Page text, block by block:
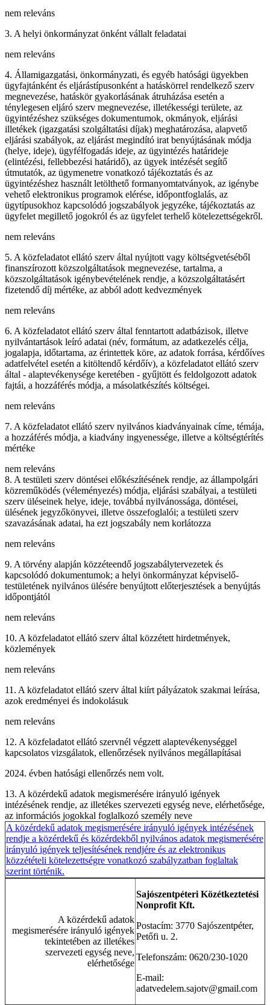
nem releváns
3. A helyi önkormányzat önként vállalt feladatai
nem releváns
4. Államigazgatási, önkormányzati, és egyéb hatósági ügyekben
ügyfajtánként és eljárástípusonként a hatáskörrel rendelkező szerv
megnevezése, hatáskör gyakorlásának átruházása esetén a
ténylegesen eljáró szerv megnevezése, illetékességi területe, az
ügyintézéshez szükséges dokumentumok, okmányok, eljárási
illetékek (igazgatási szolgáltatási díjak) meghatározása, alapvető
eljárási szabályok, az eljárást megindító irat benyújtásának módja
(helye, ideje), ügyfélfogadás ideje, az ügyintézés határideje
(elintézési, fellebbezési határidő), az ügyek intézését segítő
útmutatók, az ügymenetre vonatkozó tájékoztatás és az
ügyintézéshez használt letölthető formanyomtatványok, az igénybe
vehető elektronikus programok elérése, időpontfoglalás, az
ügytípusokhoz kapcsolódó jogszabályok jegyzéke, tájékoztatás az
ügyfelet megillető jogokról és az ügyfelet terhelő kötelezettségekről.
nem releváns
5. A közfeladatot ellátó szerv által nyújtott vagy költségvetéséből
finanszírozott közszolgáltatások megnevezése, tartalma, a
közszolgáltatások igénybevételének rendje, a közszolgáltatásért
fizetendő díj mértéke, az abból adott kedvezmények
nem releváns
6. A közfeladatot ellátó szerv által fenntartott adatbázisok, illetve
nyilvántartások leíró adatai (név, formátum, az adatkezelés célja,
jogalapja, időtartama, az érintettek köre, az adatok forrása, kérdőíves
adatfelvétel esetén a kitöltendő kérdőív), a közfeladatot ellátó szerv
által - alaptevékenysége keretében - gyűjtött és feldolgozott adatok
fajtái, a hozzáférés módja, a másolatkészítés költségei.
nem releváns
7. A közfeladatot ellátó szerv nyilvános kiadványainak címe, témája,
a hozzáférés módja, a kiadvány ingyenessége, illetve a költségtérítés
mértéke
nem releváns
8. A testületi szerv döntései előkészítésének rendje, az állampolgári
közreműködés (véleményezés) módja, eljárási szabályai, a testületi
szerv üléseinek helye, ideje, továbbá nyilvánossága, döntései,
ülésének jegyzőkönyvei, illetve összefoglalói; a testületi szerv
szavazásának adatai, ha ezt jogszabály nem korlátozza
nem releváns
9. A törvény alapján közzéteendő jogszabálytervezetek és
kapcsolódó dokumentumok; a helyi önkormányzat képviselő-
testületének nyilvános ülésére benyújtott előterjesztések a benyújtás
időpontjától
nem releváns
10. A közfeladatot ellátó szerv által közzétett hirdetmények,
közlemények
nem releváns
11. A közfeladatot ellátó szerv által kiírt pályázatok szakmai leírása,
azok eredményei és indokolásuk
nem releváns
12. A közfeladatot ellátó szervnél végzett alaptevékenységgel
kapcsolatos vizsgálatok, ellenőrzések nyilvános megállapításai
2024. évben hatósági ellenőrzés nem volt.
13. A közérdekű adatok megismerésére irányuló igények
intézésének rendje, az illetékes szervezeti egység neve, elérhetősége,
az információs jogokkal foglalkozó személy neve
A közérdekű adatok megismerésére irányuló igények intézésének
rendje a közérdekű és közérdekből nyilvános adatok megismerésére
irányuló igények teljesítésének rendjére és az elektronikus
közzétételi kötelezettségre vonatkozó szabályzatban foglaltak
szerint történik.
A közérdekű adatok
megismerésére irányuló igények
tekintetében az illetékes
szervezeti egység neve,
elérhetősége
Sajószentpéteri Közétkeztetési
Nonprofit Kft.
Postacím: 3770 Sajószentpéter,
Petőfi u. 2.
Telefonszám: 0620/230-1020
E-mail:
adatvedelem.sajotv@gmail.com